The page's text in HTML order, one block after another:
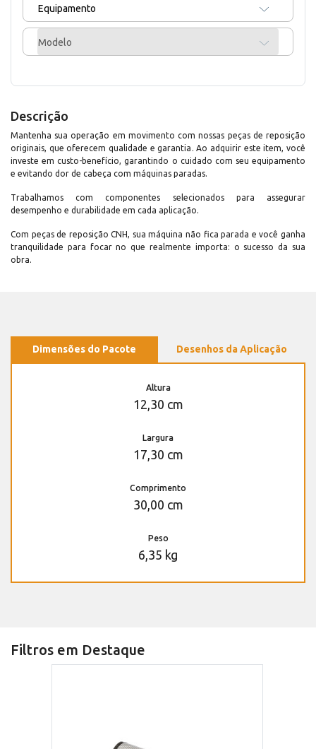
Equipamento
Modelo
Descrição
Mantenha sua operação em movimento com nossas peças de reposição
originais, que oferecem qualidade e garantia. Ao adquirir este item, você
investe em custo-benefício, garantindo o cuidado com seu equipamento
e evitando dor de cabeça com máquinas paradas.
Trabalhamos com componentes selecionados para assegurar
desempenho e durabilidade em cada aplicação.
Com peças de reposição CNH, sua máquina não fica parada e você ganha
tranquilidade para focar no que realmente importa: o sucesso da sua
obra.
Dimensões do Pacote Desenhos da Aplicação
Altura
12,30 cm
Largura
17,30 cm
Comprimento
30,00 cm
Peso
6,35 kg
Filtros em Destaque